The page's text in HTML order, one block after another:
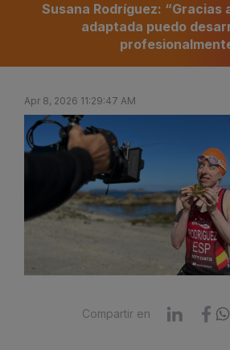
Susana Rodríguez: “Gracias
adaptada puedo
Apr 8, 2026 11:29:47 AM
Compartir en